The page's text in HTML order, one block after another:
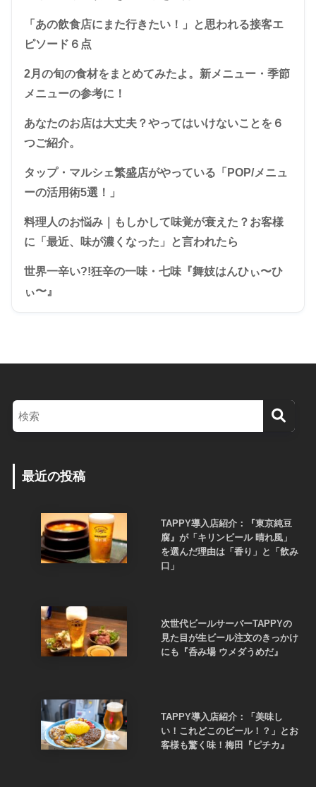
「あの飲食店にまた行きたい！」と思われる接客エ
ピソード６点
2月の旬の食材をまとめてみたよ。新メニュー・季節
メニューの参考に！
あなたのお店は大丈夫？やってはいけないことを６
つご紹介。
タップ・マルシェ繁盛店がやっている「POP/メニュ
ーの活用術5選！」
料理人のお悩み｜もしかして味覚が衰えた？お客様
に「最近、味が濃くなった」と言われたら
世界一辛い?!狂辛の一味・七味『舞妓はんひぃ〜ひ
ぃ〜』
最近の投稿
TAPPY導入店紹介：『東京純豆
腐』が「キリンビール 晴れ風」
を選んだ理由は「香り」と「飲み
口」
次世代ビールサーバーTAPPYの
見た目が生ビール注文のきっかけ
にも『呑み場 ウメダうめだ』
TAPPY導入店紹介：「美味し
い！これどこのビール！？」とお
客様も驚く味！梅田『ピチカ』